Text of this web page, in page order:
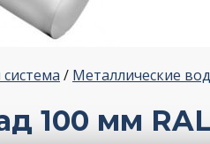
/ Металлические
100 мм